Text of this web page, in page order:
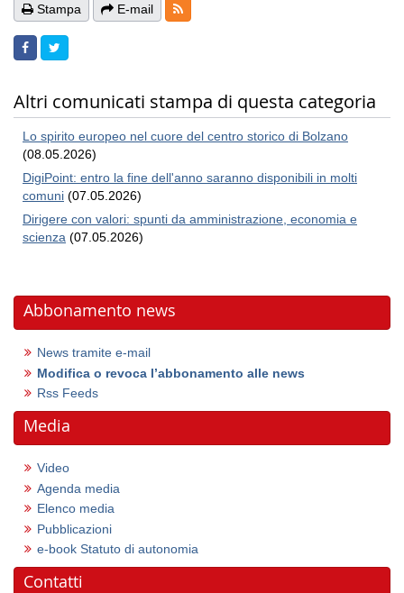
Stampa E-mail RSS-Feeds
Altri comunicati stampa di questa categoria
Lo spirito europeo nel cuore del centro storico di Bolzano
(08.05.2026)
DigiPoint: entro la fine dell'anno saranno disponibili in molti
comuni (07.05.2026)
Dirigere con valori: spunti da amministrazione, economia e
scienza (07.05.2026)
Abbonamento news
News tramite e-mail
Modifica o revoca l’abbonamento alle news
Rss Feeds
Media
Video
Agenda media
Elenco media
Pubblicazioni
e-book Statuto di autonomia
Contatti